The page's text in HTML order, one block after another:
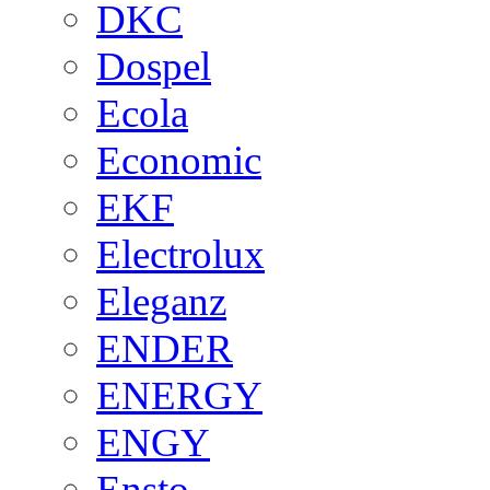
DKC
Dospel
Ecola
Economic
EKF
Electrolux
Eleganz
ENDER
ENERGY
ENGY